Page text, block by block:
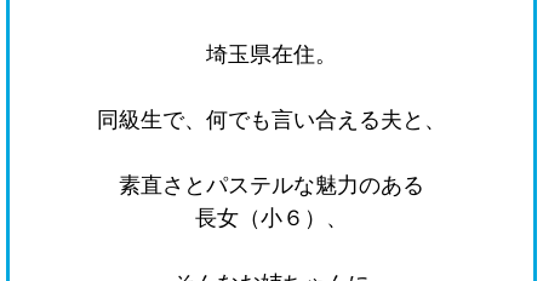
埼玉県在住。
同級生で、何でも言い合える夫と、
素直さとパステルな魅力のある
長女（小６）、